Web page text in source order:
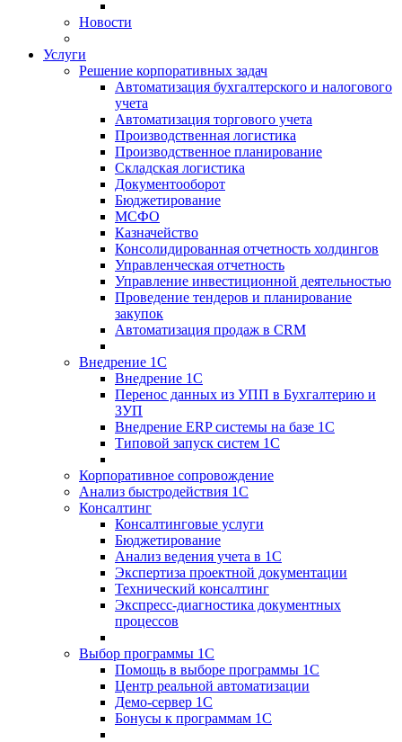
Новости
Услуги
Решение корпоративных задач
Автоматизация бухгалтерского и налогового
учета
Автоматизация торгового учета
Производственная логистика
Производственное планирование
Складская логистика
Документооборот
Бюджетирование
МСФО
Казначейство
Консолидированная отчетность холдингов
Управленческая отчетность
Управление инвестиционной деятельностью
Проведение тендеров и планирование
закупок
Автоматизация продаж в CRM
Внедрение 1С
Внедрение 1С
Перенос данных из УПП в Бухгалтерию и
ЗУП
Внедрение ERP системы на базе 1С
Типовой запуск систем 1С
Корпоративное сопровождение
Анализ быстродействия 1С
Консалтинг
Консалтинговые услуги
Бюджетирование
Анализ ведения учета в 1С
Экспертиза проектной документации
Технический консалтинг
Экспресс-диагностика документных
процессов
Выбор программы 1С
Помощь в выборе программы 1С
Центр реальной автоматизации
Демо-сервер 1С
Бонусы к программам 1С